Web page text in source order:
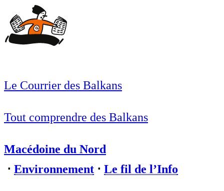
Le Courrier des Balkans
Tout comprendre des Balkans
Macédoine du Nord
⋅ Environnement ⋅ Le fil de l’Info